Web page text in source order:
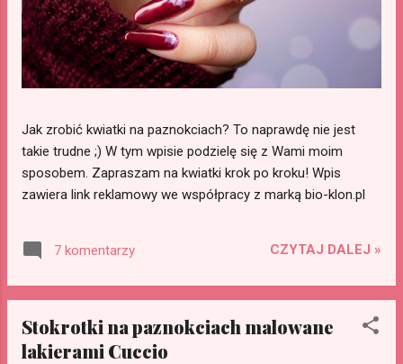
Jak zrobić kwiatki na paznokciach? To naprawdę nie jest
takie trudne ;) W tym wpisie podzielę się z Wami moim
sposobem. Zapraszam na kwiatki krok po kroku! Wpis
zawiera link reklamowy we współpracy z marką bio-klon.pl
7 komentarzy CZYTAJ DALEJ »
Stokrotki na paznokciach malowane
lakierami Cuccio